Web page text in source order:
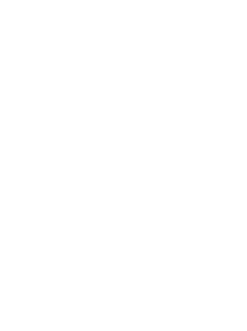
se planteó, a través de cuatro pilares -
y seis meses en el poder.
la concentración de la propiedad de los
y los grupos corporativos se han
políticos de la escena pública.
contra los periodistas, la impunidad y las
moderada por Guilherme Canela,
diario La Patria; Germán Rey, periodista,
Reporting Project).
Germán Rey expuso los hallazgos de su
de 1977 y agosto de 2015, se
de asesinatos contra periodistas en